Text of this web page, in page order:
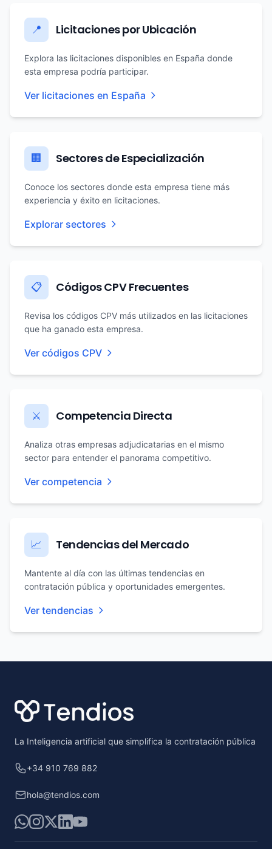
📍 Licitaciones por Ubicación
Explora las licitaciones disponibles en España donde
esta empresa podría participar.
Ver licitaciones en España
🏢 Sectores de Especialización
Conoce los sectores donde esta empresa tiene más
experiencia y éxito en licitaciones.
Explorar sectores
📋 Códigos CPV Frecuentes
Revisa los códigos CPV más utilizados en las licitaciones
que ha ganado esta empresa.
Ver códigos CPV
⚔️ Competencia Directa
Analiza otras empresas adjudicatarias en el mismo
sector para entender el panorama competitivo.
Ver competencia
📈 Tendencias del Mercado
Mantente al día con las últimas tendencias en
contratación pública y oportunidades emergentes.
Ver tendencias
La Inteligencia artificial que simplifica la contratación pública
+34 910 769 882
hola@tendios.com
WhatsApp
Instagram
X LinkedIn
YouTube